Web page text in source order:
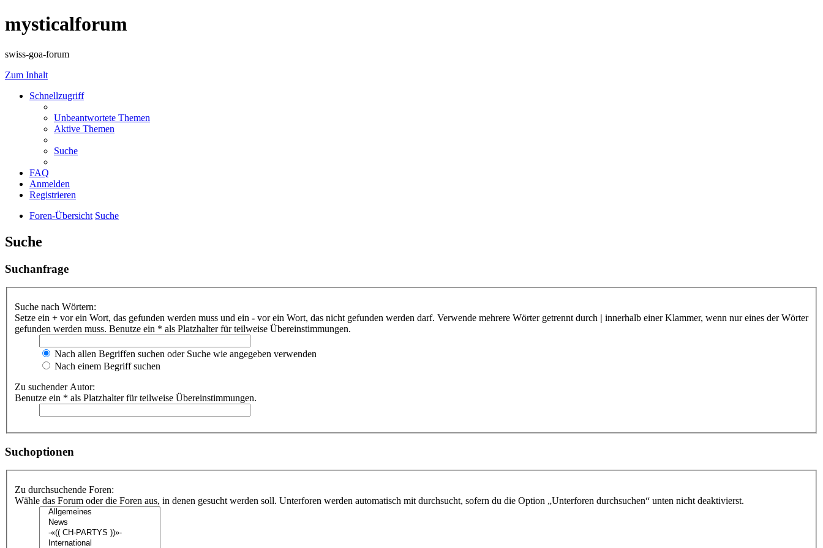
mysticalforum
swiss-goa-forum
Zum Inhalt
Schnellzugriff
Unbeantwortete Themen
Aktive Themen
Suche
FAQ
Anmelden
Registrieren
Foren-Übersicht Suche
Suche
Suchanfrage
Suche nach Wörtern:
Setze ein + vor ein Wort, das gefunden werden muss und ein - vor ein Wort, das nicht gefunden werden darf. Verwende mehrere Wörter getrennt durch | innerhalb einer Klammer, wenn nur eines der Wörter
gefunden werden muss. Benutze ein * als Platzhalter für teilweise Übereinstimmungen.
Nach allen Begriffen suchen oder Suche wie angegeben verwenden
Nach einem Begriff suchen
Zu suchender Autor:
Benutze ein * als Platzhalter für teilweise Übereinstimmungen.
Suchoptionen
Zu durchsuchende Foren:
Wähle das Forum oder die Foren aus, in denen gesucht werden soll. Unterforen werden automatisch mit durchsucht, sofern du die Option „Unterforen durchsuchen“ unten nicht deaktivierst.